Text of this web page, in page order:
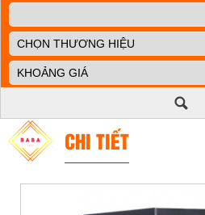
CHI TIẾT